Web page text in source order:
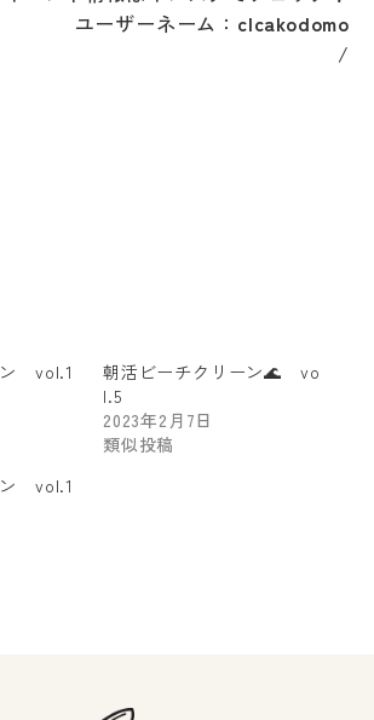
ユーザーネーム： clcakodomo
/
ン vol.1
朝活ビーチクリーン🌊 vo
l.5
2023年2月7日
類似投稿
ン vol.1